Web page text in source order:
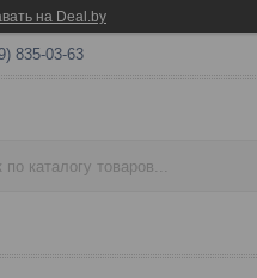
на Deal.by
835-03-63